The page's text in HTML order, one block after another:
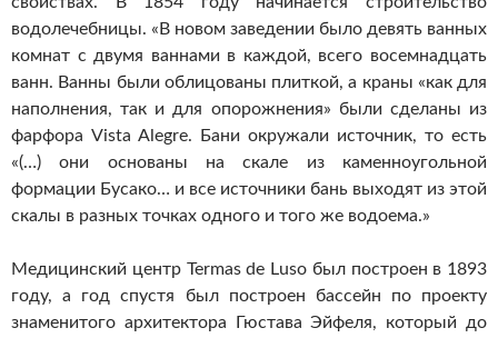
водолечебницы. «В новом заведении было девять ванных
комнат с двумя ваннами в каждой, всего восемнадцать
ванн. Ванны были облицованы плиткой, а краны «как для
наполнения, так и для опорожнения» были сделаны из
фарфора Vista Alegre. Бани окружали источник, то есть
«(…) они основаны на скале из каменноугольной
формации Бусако… и все источники бань выходят из этой
скалы в разных точках одного и того же водоема.»
Медицинский центр Termas de Luso был построен в 1893
году, а год спустя был построен бассейн по проекту
знаменитого архитектора Гюстава Эйфеля, который до